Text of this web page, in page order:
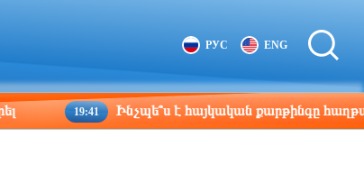
РУС ENG
19:41 Ինչպե՞ս է հայկական քարթինգը հաղթահարում